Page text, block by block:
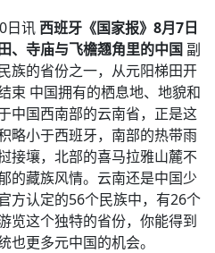
日讯 西班牙《国家报》8月7日
、寺庙与飞檐翘角里的中国 副
族的省份之一，从元阳梯田开
束 中国拥有的栖息地、地貌和
中国西南部的云南省，正是这
略小于西班牙，南部的热带雨
接壤，北部的喜马拉雅山麓不
的藏族风情。云南还是中国少
方认定的56个民族中，有26个
览这个独特的省份，你能得到
也更多元中国的机会。